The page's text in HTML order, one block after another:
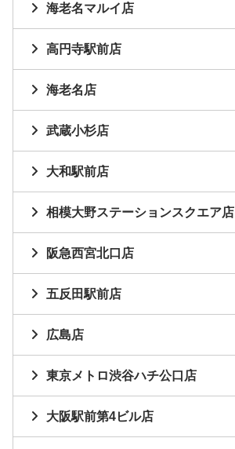
海老名マルイ店
高円寺駅前店
海老名店
武蔵小杉店
大和駅前店
相模大野ステーションスクエア店
阪急西宮北口店
五反田駅前店
広島店
東京メトロ渋谷ハチ公口店
大阪駅前第4ビル店